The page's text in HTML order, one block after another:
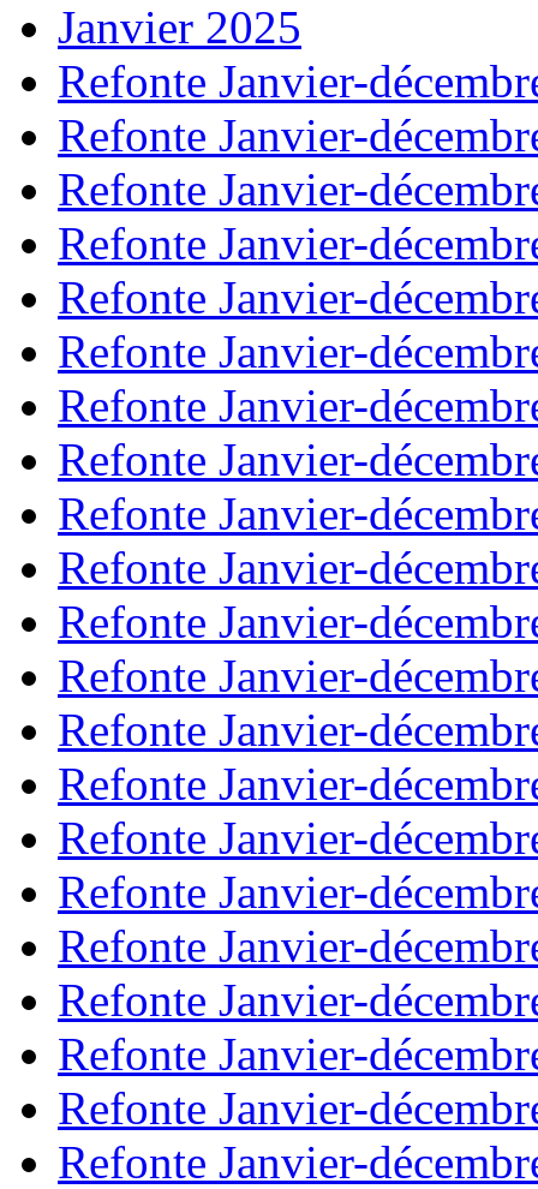
Janvier 2025
Refonte Janvier-
Refonte Janvier-
Refonte Janvier-
Refonte Janvier-
Refonte Janvier-
Refonte Janvier-
Refonte Janvier-
Refonte Janvier-
Refonte Janvier-
Refonte Janvier-
Refonte Janvier-
Refonte Janvier-
Refonte Janvier-
Refonte Janvier-
Refonte Janvier-
Refonte Janvier-
Refonte Janvier-
Refonte Janvier-
Refonte Janvier-
Refonte Janvier-
Refonte Janvier-